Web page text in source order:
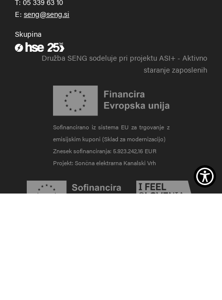
E:
Skupina
Zunanja povezava na hse.si
Družba SENG sodeluje pri projektu ASI+ - Aktivno
staranje zaposlenih
Sofinancirano iz sistema EU za trgovanje z
emisijskim kuponi (Sklad za modernizacijo)
Znesek sofinanciranja: 5.923.242,16 EUR
Projekt: Sončna elektrarna Kanalski Vrh
Zunanja povezava na